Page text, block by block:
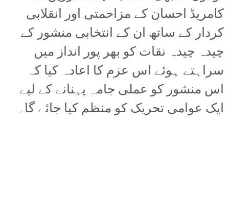
کامریڈ احسان کے مزاحمتی اور انقلابی
کردار کے ساتھ ان کے انتخابی منشور کے
چیدہ چیدہ نقات کو بھر پور انداز میں
سراہتے ہوئے اس عزم کا اعادہ کیا کہ
اس منشور کو عملی جامہ پہنانے کے لیے
ایک عوامی تحریک کو منظم کیا جائے گا۔